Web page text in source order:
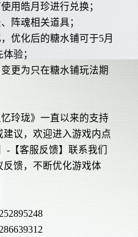
用皓月珍进行兑换；
阵魂相关道具；
优化后的糖水铺可于5月
验；
更为只在糖水铺玩法期
玲珑》一直以来的支持
议，欢迎进入游戏内点
-【客服反馈】联系我们
馈，不断优化游戏体